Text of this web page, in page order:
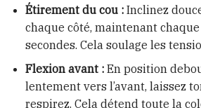
Étirement du cou :Inclinez
chaque côté, maintenant
secondes. Cela soulage les
Flexion avant :En position
lentement vers l’avant, laissez
respirez. Cela détend toute la